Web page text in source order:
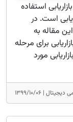
استفاده
است. در
مقاله به
برای مرحله
مورد
دیجیتال | ۱۳۹۹/۱۰/۰۶